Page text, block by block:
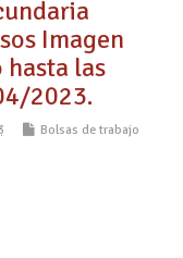
Imagen
hasta las
2023.
Bolsas de trabajo